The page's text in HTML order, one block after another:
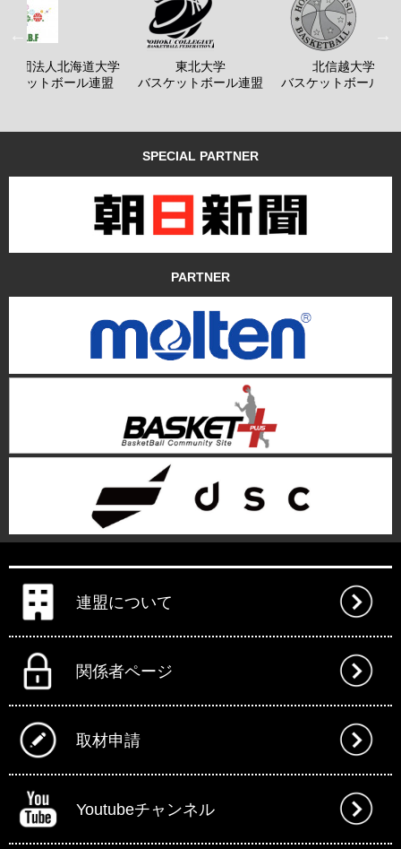
社団法人北海道大学
ケットボール連盟
東北大学
バスケットボール連盟
北信越大学
バスケットボール連
SPECIAL PARTNER
PARTNER
連盟について
関係者ページ
取材申請
Youtubeチャンネル